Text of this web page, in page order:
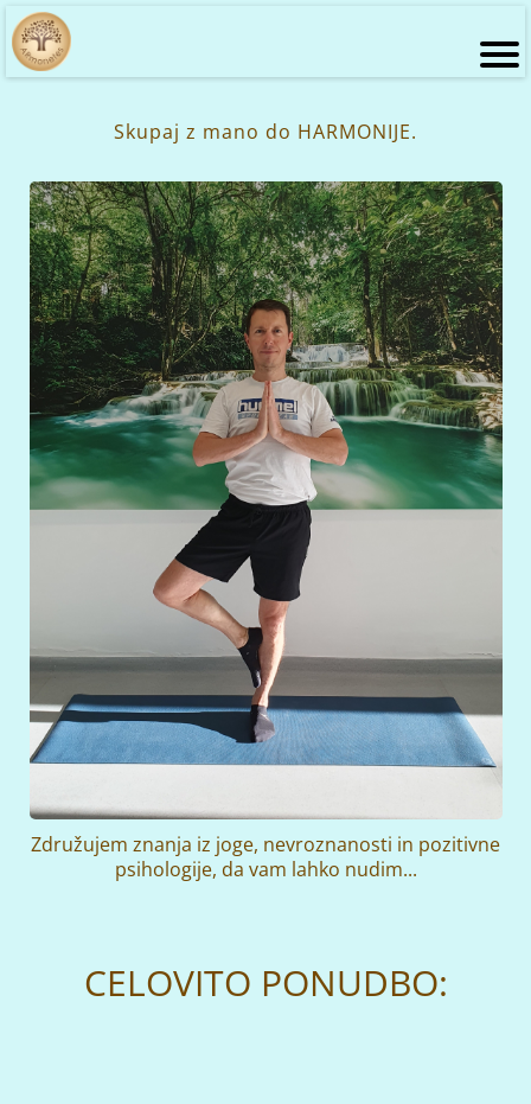
Skupaj z mano do HARMONIJE.
Združujem znanja iz joge, nevroznanosti in pozitivne
psihologije, da vam lahko nudim...
CELOVITO PONUDBO: